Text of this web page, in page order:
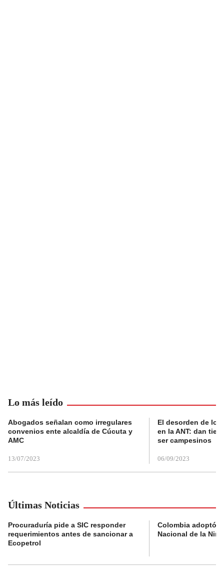
Lo más leído
Abogados señalan como irregulares
convenios ente alcaldía de Cúcuta y
AMC
13/07/2023
El desorden de
en la ANT: dan
ser campesinos
06/09/2023
Últimas Noticias
Procuraduría pide a SIC responder
requerimientos antes de sancionar a
Ecopetrol
Colombia adoptó
Nacional de la